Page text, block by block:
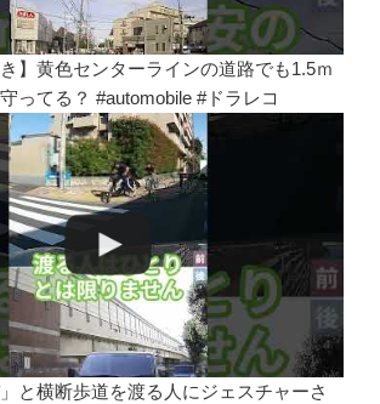
き】黄色センターラインの道路でも1.5ｍ
ってる？ #automobile #ドラレコ
」と横断歩道を渡る人にジェスチャーさ